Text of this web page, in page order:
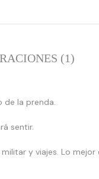
(1)
de la prenda.
sentir.
y viajes. Lo
Expected